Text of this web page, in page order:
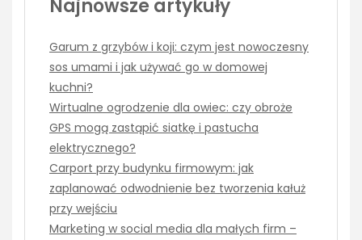
Najnowsze artykuły
Garum z grzybów i koji: czym jest nowoczesny
sos umami i jak używać go w domowej
kuchni?
Wirtualne ogrodzenie dla owiec: czy obroże
GPS mogą zastąpić siatkę i pastucha
elektrycznego?
Carport przy budynku firmowym: jak
zaplanować odwodnienie bez tworzenia kałuż
przy wejściu
Marketing w social media dla małych firm –